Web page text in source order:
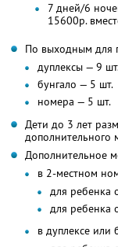
7 дней/6
15600р.
По выходным для
дуплексы — 9
бунгало — 5 шт.
номера — 5 шт.
Дети до 3 лет
дополнительного
Дополнительное
в 2-местном
для ребенка
для ребенка
в дуплексе или